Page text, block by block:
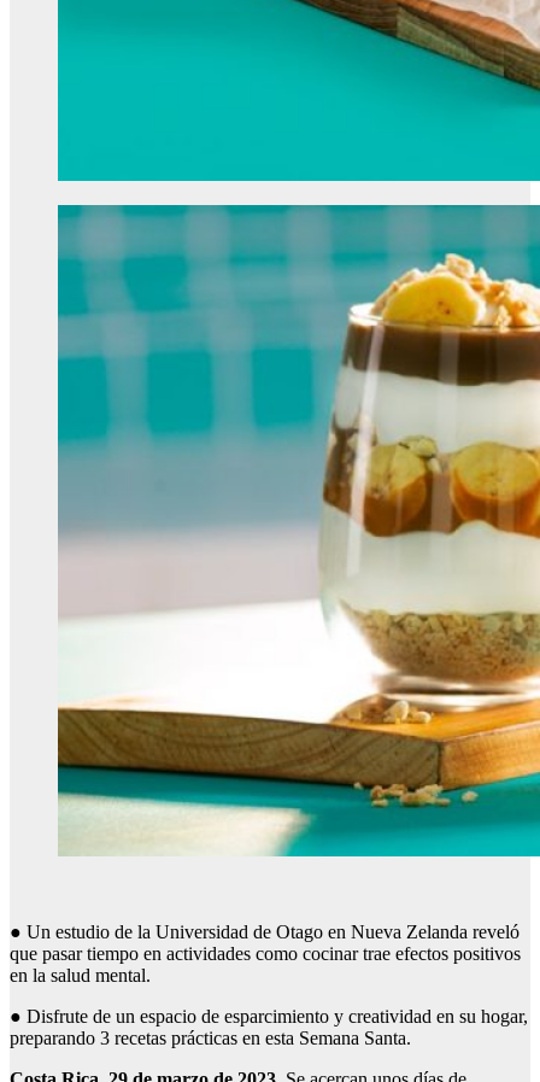
● Un estudio de la Universidad de Otago en Nueva Zelanda reveló
que pasar tiempo en actividades como cocinar trae efectos positivos
en la salud mental.
● Disfrute de un espacio de esparcimiento y creatividad en su hogar,
preparando 3 recetas prácticas en esta Semana Santa.